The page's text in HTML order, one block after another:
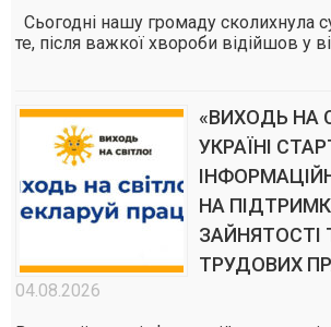
Сьогодні нашу громаду сколихнула
те, після важкої хвороби відійшов у
«ВИХОДЬ НА
УКРАЇНІ
НА
ЗАЙНЯТОСТІ
ТРУДОВИХ
04.08.2026